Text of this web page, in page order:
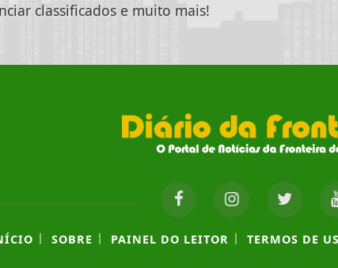
classificados e muito mais!
| SOBRE | PAINEL DO LEITOR | TERMOS DE